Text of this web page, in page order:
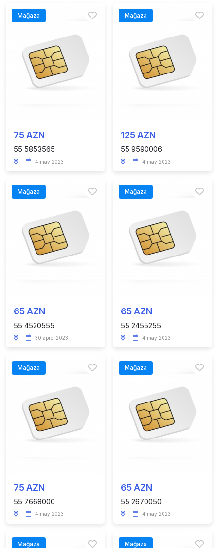
Mağaza
75 AZN
55 5853565
4 may 2023
Mağaza
125 AZN
55 9590006
4 may 2023
Mağaza
65 AZN
55 4520555
30 aprel 2023
Mağaza
65 AZN
55 2455255
4 may 2023
Mağaza
75 AZN
55 7668000
4 may 2023
Mağaza
65 AZN
55 2670050
4 may 2023
Mağaza Mağaza